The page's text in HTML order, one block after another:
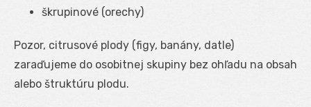
škrupinové (orechy)
Pozor, citrusové plody (figy, banány, datle)
zaraďujeme do osobitnej skupiny bez ohľadu na obsah
alebo štruktúru plodu.